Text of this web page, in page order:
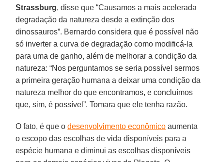
Strassburg, disse que “Causamos a mais acelerada
degradação da natureza desde a extinção dos
dinossauros”. Bernardo considera que é possível não
só inverter a curva de degradação como modificá-la
para uma de ganho, além de melhorar a condição da
natureza: “Nos perguntamos se seria possível sermos
a primeira geração humana a deixar uma condição da
natureza melhor do que encontramos, e concluímos
que, sim, é possível”. Tomara que ele tenha razão.
O fato, é que odesenvolvimento econômico aumenta
o escopo das escolhas de vida disponíveis para a
espécie humana e diminui as escolhas disponíveis